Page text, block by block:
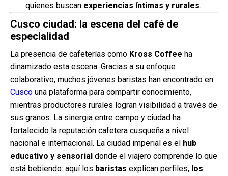
quienes buscan experiencias íntimas y rurales.
Cusco ciudad: la escena del café de
especialidad
La presencia de cafeterías como Kross Coffee ha
dinamizado esta escena. Gracias a su enfoque
colaborativo, muchos jóvenes baristas han encontrado en
Cusco una plataforma para compartir conocimiento,
mientras productores rurales logran visibilidad a través de
sus granos. La sinergia entre campo y ciudad ha
fortalecido la reputación cafetera cusqueña a nivel
nacional e internacional. La ciudad imperial es el hub
educativo y sensorial donde el viajero comprende lo que
está bebiendo: aquí los baristas explican perfiles, los